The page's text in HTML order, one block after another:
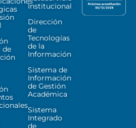
de
Institucional
Dirección
de
Tecnologías
de la
Información
Sistema de
Información
de Gestión
Académica
Sistema
Integrado